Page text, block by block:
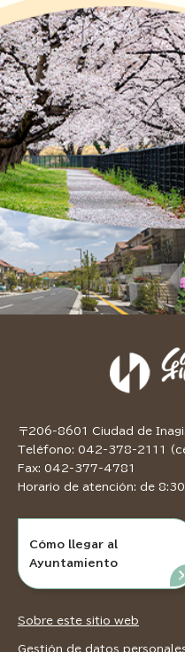
〒206-8601 Ciudad de
Teléfono: 042-378-2111
Fax: 042-377-4781
Horario de atención: de 8:30
Cómo llegar al
Ayuntamiento
Sobre este sitio web
Gestión de datos